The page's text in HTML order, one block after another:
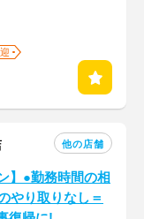
他の店舗
】●勤務時間の相
やり取りなし＝